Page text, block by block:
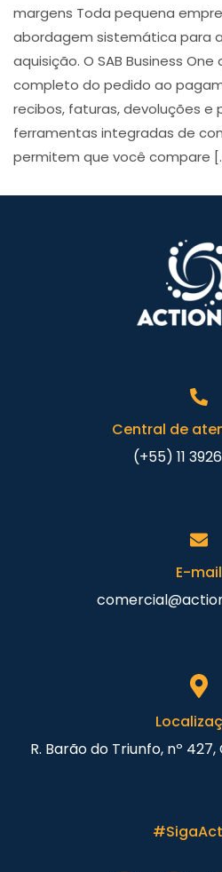
margens Toda pequena
abordagem sistemática para
aquisição. O SAB Business
completo do pedido ao
recibos, faturas, devoluções e
ferramentas integradas de
permitem que você compare
Central de
(+55) 11
E-mail
R. Barão do Triunfo, nº 427,